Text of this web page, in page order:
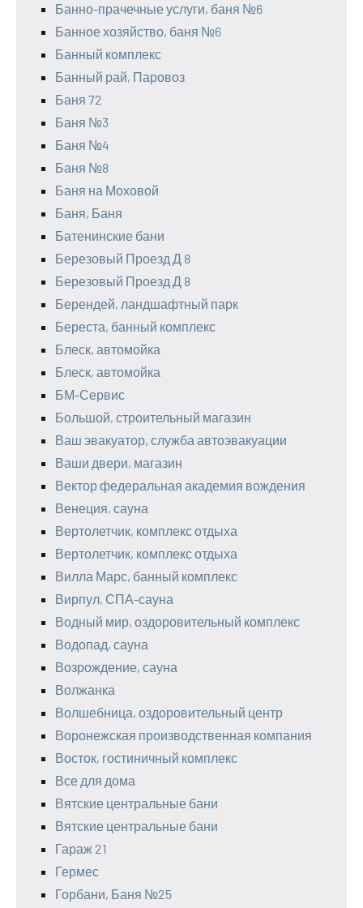
Банно-прачечные услуги, баня №6
Банное хозяйство, баня №6
Банный комплекс
Банный рай, Паровоз
Баня 72
Баня №3
Баня №4
Баня №8
Баня на Моховой
Баня, Баня
Батенинские бани
Березовый Проезд Д 8
Березовый Проезд Д 8
Берендей, ландшафтный парк
Береста, банный комплекс
Блеск, автомойка
Блеск, автомойка
БМ-Сервис
Большой, строительный магазин
Ваш эвакуатор, служба автоэвакуации
Ваши двери, магазин
Вектор федеральная академия вождения
Венеция, сауна
Вертолетчик, комплекс отдыха
Вертолетчик, комплекс отдыха
Вилла Марс, банный комплекс
Вирпул, СПА-сауна
Водный мир, оздоровительный комплекс
Водопад, сауна
Возрождение, сауна
Волжанка
Волшебница, оздоровительный центр
Воронежская производственная компания
Восток, гостиничный комплекс
Все для дома
Вятские центральные бани
Вятские центральные бани
Гараж 21
Гермес
Горбани, Баня №25